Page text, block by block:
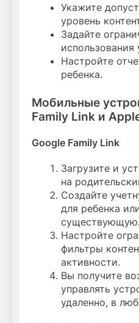
Укажите
уровень
Задайте
использования
Настройте
ребенка.
Мобильные
Family Link и
Google Family Link
Загрузите и
на
Создайте
для ребенка
существующую.
Настройте
фильтры
активности.
Вы получите
управлять
удаленно, в